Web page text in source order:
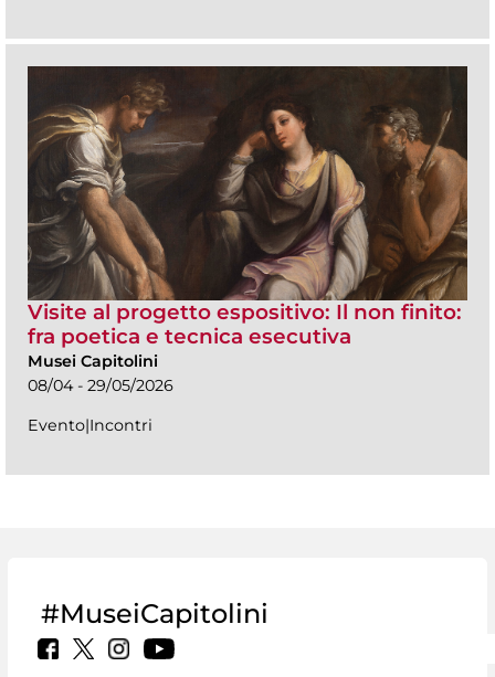
Visite al progetto espositivo: Il non finito:
fra poetica e tecnica esecutiva
Musei Capitolini
08/04 - 29/05/2026
Evento|Incontri
#MuseiCapitolini